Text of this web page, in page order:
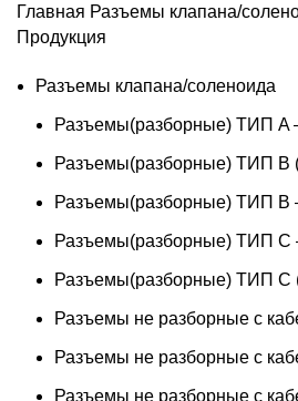
Главная Разъемы клапана/
Продукция
Разъемы клапана/соленоида
Разъемы(разборные) ТИП A
Разъемы(разборные) ТИП В
Разъемы(разборные) ТИП B
Разъемы(разборные) ТИП C
Разъемы(разборные) ТИП С
Разъемы не разборные с
Разъемы не разборные с
Разъемы не разборные с